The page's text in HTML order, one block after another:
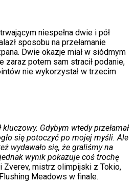
niespełna dwie i pół
sposobu na przełamanie
Dwie okazje miał w siódmym
zaraz potem sam stracił podanie,
nie wykorzystał w trzecim
Gdybym wtedy przełamał
się potoczyć po mojej myśli. Ale
wydawało się, że graliśmy na
wynik pokazuje coś trochę
Zverev, mistrz olimpijski z Tokio,
Meadows w finale.